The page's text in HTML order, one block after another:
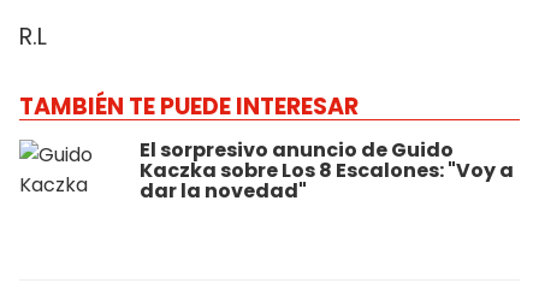
R.L
TAMBIÉN TE PUEDE INTERESAR
El sorpresivo anuncio de Guido
Kaczka sobre Los 8 Escalones: "Voy a
dar la novedad"